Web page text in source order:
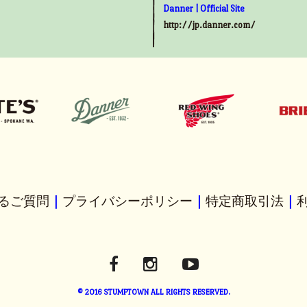
Danner | Official Site
http://jp.danner.com/
ご質問 プライバシーポリシー 特定商取引法
© 2016 STUMPTOWN ALL RIGHTS RESERVED.